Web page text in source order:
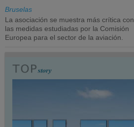
Bruselas
La asociación se muestra más crítica con
las medidas estudiadas por la Comisión
Europea para el sector de la aviación.